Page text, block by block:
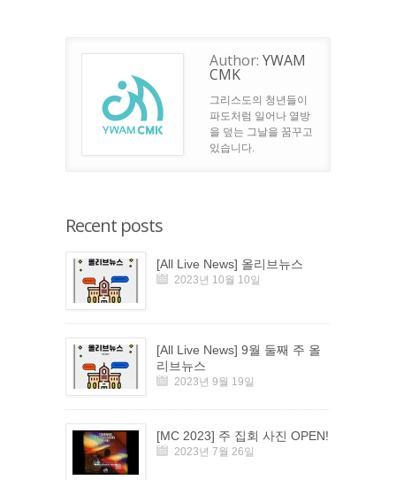
Author: YWAM
CMK
그리스도의 청년들이
파도처럼 일어나 열방
을 덮는 그날을 꿈꾸고
있습니다.
Recent posts
[All Live News] 올리브뉴스
2023년 10월 10일
[All Live News] 9월 둘째 주 올
리브뉴스
2023년 9월 19일
[MC 2023] 주 집회 사진 OPEN!
2023년 7월 26일